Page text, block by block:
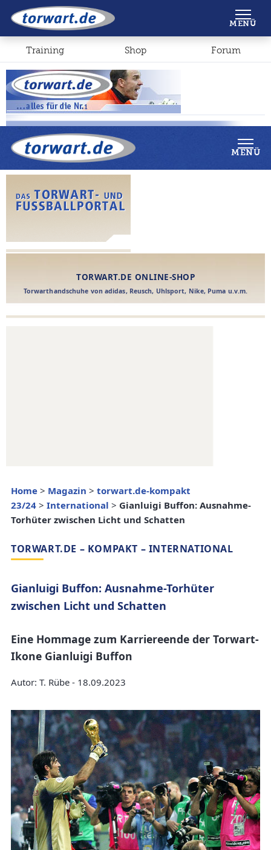
Shop Forum
MENÜ
Home > Magazin > torwart.de-kompakt
23/24 > International > Gianluigi Buffon: Ausnahme-
Torhüter zwischen Licht und Schatten
TORWART.DE – KOMPAKT – INTERNATIONAL
Gianluigi Buffon: Ausnahme-Torhüter
zwischen Licht und Schatten
Eine Hommage zum Karriereende der Torwart-
Ikone Gianluigi Buffon
Autor: T. Rübe - 18.09.2023